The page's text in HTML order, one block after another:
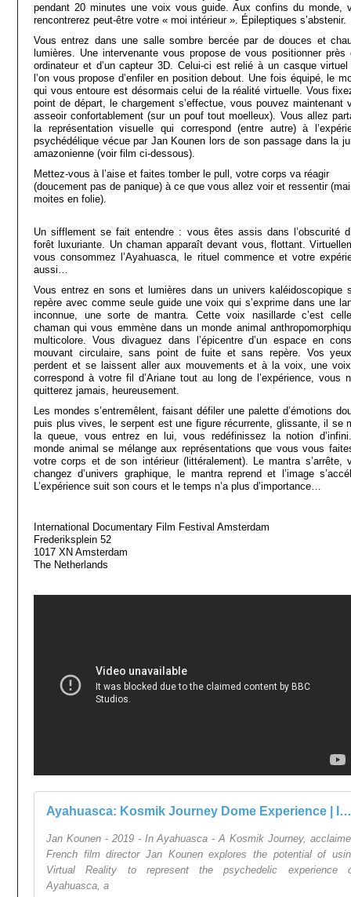
pendant 20 minutes une voix vous guide. Aux confins du monde,
rencontrerez peut-être votre « moi intérieur ». Épileptiques s’abstenir.
Vous entrez dans une salle sombre bercée par de douces et
lumières. Une intervenante vous propose de vous positionner près
ordinateur et d’un capteur 3D. Celui-ci est relié à un casque virtuel
l’on vous propose d’enfiler en position debout. Une fois équipé, le
qui vous entoure est désormais celui de la réalité virtuelle. Vous
point de départ, le chargement s’effectue, vous pouvez maintenant
asseoir confortablement (sur un pouf tout moelleux). Vous allez
la représentation visuelle qui correspond (entre autre) à
psychédélique vécue par Jan Kounen lors de son passage dans la
amazonienne (voir film ci-dessous).
Mettez-vous à l’aise et faites tomber le pull, votre corps va réagir
(doucement pas de panique) à ce que vous allez voir et ressentir
moites en folie).
Un sifflement se fait entendre : vous êtes assis dans l’obscurité
forêt luxuriante. Un chaman apparaît devant vous, flottant.
vous consommez l’Ayahuasca, le rituel commence et votre
aussi…
Vous entrez en sons et lumières dans un univers kaléidoscopique
repère avec comme seule guide une voix qui s’exprime dans une
inconnue, une sorte de mantra. Cette voix nasillarde c’est
chaman qui vous emmène dans un monde animal
multicolore. Vous divaguez dans l’épicentre d’un espace en
mouvant circulaire, sans point de fuite et sans repère. Vos
perdent et se laissent aller aux mouvements et à la voix, une
correspond à votre fil d’Ariane tout au long de l’expérience, vous
quitterez jamais, heureusement.
Les mondes s’entremêlent, faisant défiler une palette d’émotions
puis plus vives, le serpent est une figure récurrente, glissante, il se
la queue, vous entrez en lui, vous redéfinissez la notion
monde animal se mélange aux représentations que vous vous
votre corps et de son intérieur (littéralement). Le mantra s’arrête,
changez d’univers graphique, le mantra reprend et l’image
L’expérience suit son cours et le temps n’a plus d’importance…
International Documentary Film Festival Amsterdam
Frederiksplein 52
1017 XN Amsterdam
The Netherlands
Ayahuasca: Kosmik Journey Dome Experience | IDFA
Jan Kounen - 2019 - In Ayahuasca - A Kosmik Journey,
French film director Jan Kounen explores the potential of
Virtual Reality to represent the psychedelic experience
Ayahuasca, a